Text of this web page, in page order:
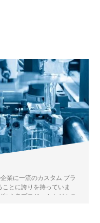
業に一流のカスタム プラ
とに誇りを持っていま
行う各プロジェクトがクラ